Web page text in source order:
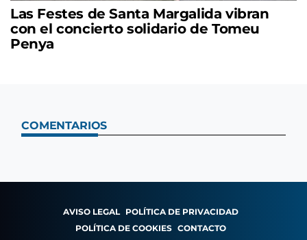
Las Festes de Santa Margalida vibran
con el concierto solidario de Tomeu
Penya
COMENTARIOS
AVISO LEGAL POLÍTICA DE PRIVACIDAD
POLÍTICA DE COOKIES CONTACTO